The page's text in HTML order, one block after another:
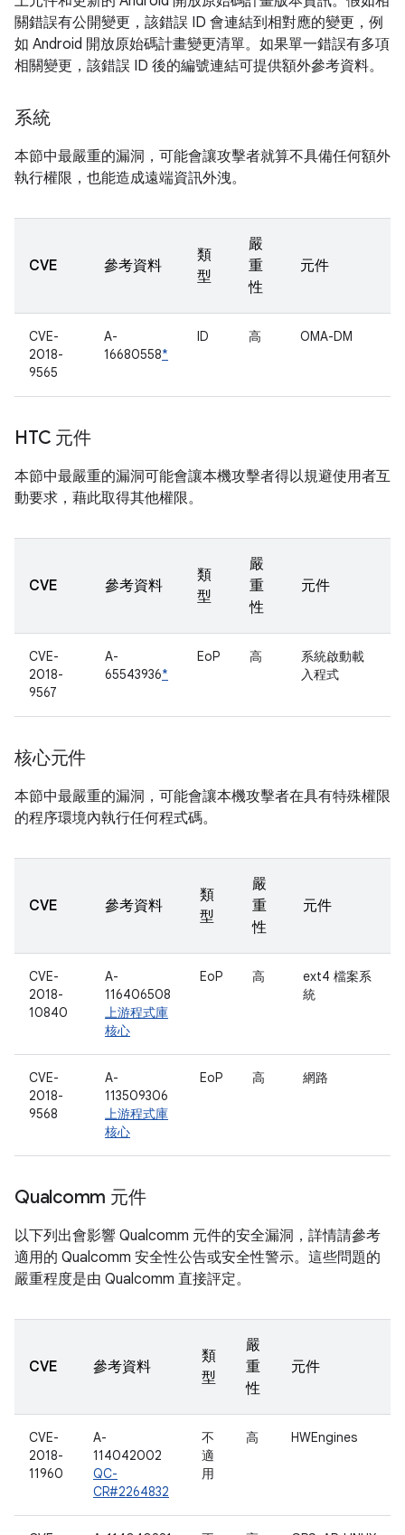
關錯誤有公開變更，該錯誤 ID 會連結到相對應的變更，例
如 Android 開放原始碼計畫變更清單。如果單一錯誤有多項
相關變更，該錯誤 ID 後的編號連結可提供額外參考資料。
系統
本節中最嚴重的漏洞，可能會讓攻擊者就算不具備任何額外
執行權限，也能造成遠端資訊外洩。
CVE 參考資料
類
型
嚴
重
性
元件
CVE-
2018-
9565
A-
16680558*
ID 高 OMA-DM
HTC 元件
本節中最嚴重的漏洞可能會讓本機攻擊者得以規避使用者互
動要求，藉此取得其他權限。
CVE 參考資料
類
型
嚴
重
性
元件
CVE-
2018-
9567
A-
65543936*
EoP 高
系統啟動載
入程式
核心元件
本節中最嚴重的漏洞，可能會讓本機攻擊者在具有特殊權限
的程序環境內執行任何程式碼。
CVE 參考資料
類
型
嚴
重
性
元件
CVE-
2018-
10840
A-
116406508
上游程式庫
核心
EoP 高
ext4 檔案系
統
CVE-
2018-
9568
A-
113509306
上游程式庫
核心
EoP 高 網路
Qualcomm 元件
以下列出會影響 Qualcomm 元件的安全漏洞，詳情請參考
適用的 Qualcomm 安全性公告或安全性警示。這些問題的
嚴重程度是由 Qualcomm 直接評定。
CVE 參考資料
類
型
嚴
重
性
元件
CVE-
2018-
11960
A-
114042002
QC-
CR#2264832
不
適
用
高 HWEngines